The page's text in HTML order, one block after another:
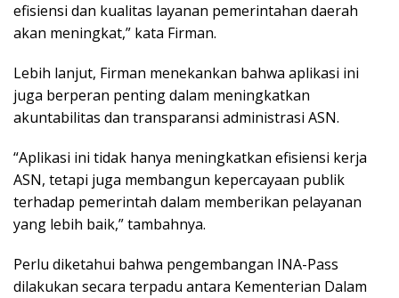
efisiensi dan kualitas layanan pemerintahan daerah
akan meningkat,” kata Firman.
Lebih lanjut, Firman menekankan bahwa aplikasi ini
juga berperan penting dalam meningkatkan
akuntabilitas dan transparansi administrasi ASN.
“Aplikasi ini tidak hanya meningkatkan efisiensi kerja
ASN, tetapi juga membangun kepercayaan publik
terhadap pemerintah dalam memberikan pelayanan
yang lebih baik,” tambahnya.
Perlu diketahui bahwa pengembangan INA-Pass
dilakukan secara terpadu antara Kementerian Dalam